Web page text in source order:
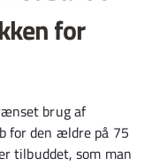
for
brug af
for den ældre på 75
tilbuddet, som man